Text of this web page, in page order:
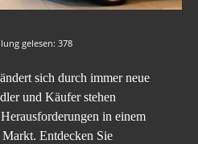
gelesen: 378
sich durch immer neue
und Käufer stehen
in einem
Entdecken Sie